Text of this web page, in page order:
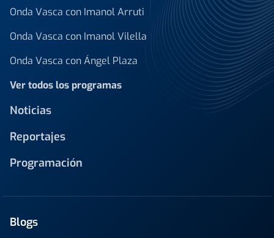
Onda Vasca con Imanol Arruti
Onda Vasca con Imanol Vilella
Onda Vasca con Ángel Plaza
Ver todos los programas
Noticias
Reportajes
Programación
Blogs